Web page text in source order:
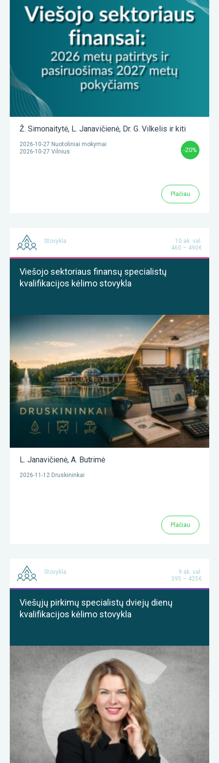
Ž. Simonaitytė, L. Janavičienė, Dr. G. Vilkelis ir kiti
2026-10-27 Nuotoliniai mokymai
2026-10-27 Vilnius
-20%
Plačiau
Stovykla
10 ak. val.
460 – 490€
Viešojo sektoriaus finansų specialistų
kvalifikacijos kėlimo stovykla
L. Janavičienė, A. Butrimė
2026-11-12 Druskininkai
Plačiau
Stovykla
9 ak. val.
395 – 425€
Viešųjų pirkimų specialistų dviejų dienų
kvalifikacijos kėlimo stovykla